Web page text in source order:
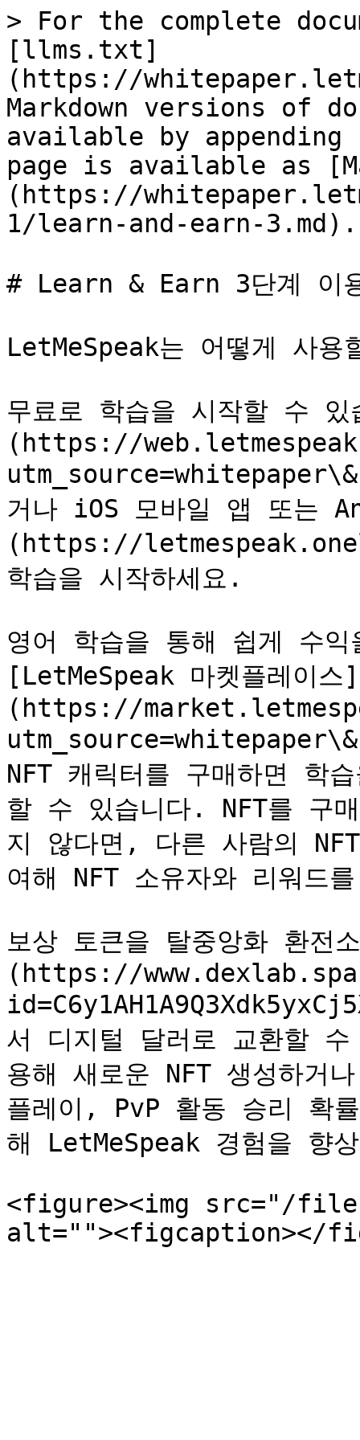
> For the complete
[llms.txt]
(https://
Markdown versions of
available by
page is available as
(https://
1/learn-and-earn-3.md).
# Learn & Earn 3단계 이
LetMeSpeak는 어떻게 사용
무료로 학습을 시작할 수
(https://
거나 iOS 모바일 앱 또는
(https://
학습을 시작하세요.
영어 학습을 통해 쉽게 수
[LetMeSpeak 마켓플레이스]
(https://
NFT 캐릭터를 구매하면 학
할 수 있습니다. NFT를 구
지 않다면, 다른 사람의
여해 NFT 소유자와 리워드
보상 토큰을 탈중앙화 환
(https://
서 디지털 달러로 교환할
용해 새로운 NFT 생성하거
플레이, PvP 활동 승리 확
해 LetMeSpeak 경험을 향
<figure><img src="/files/